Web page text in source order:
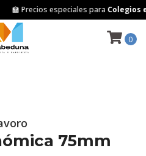
🏫 Precios especiales paraColegios
0
75mm